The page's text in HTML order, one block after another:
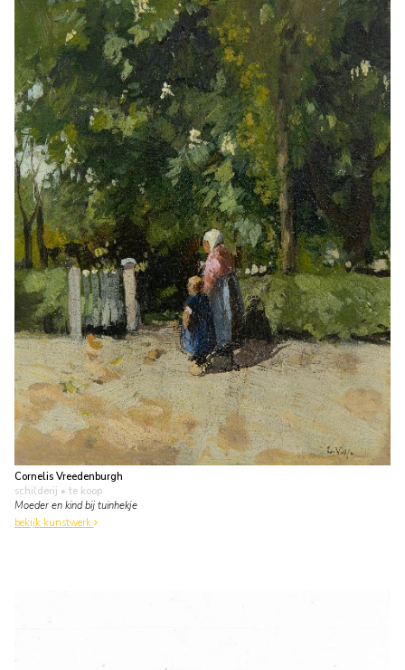
Cornelis Vreedenburgh
schilderij • te koop
Moeder en kind bij tuinhekje
bekijk kunstwerk